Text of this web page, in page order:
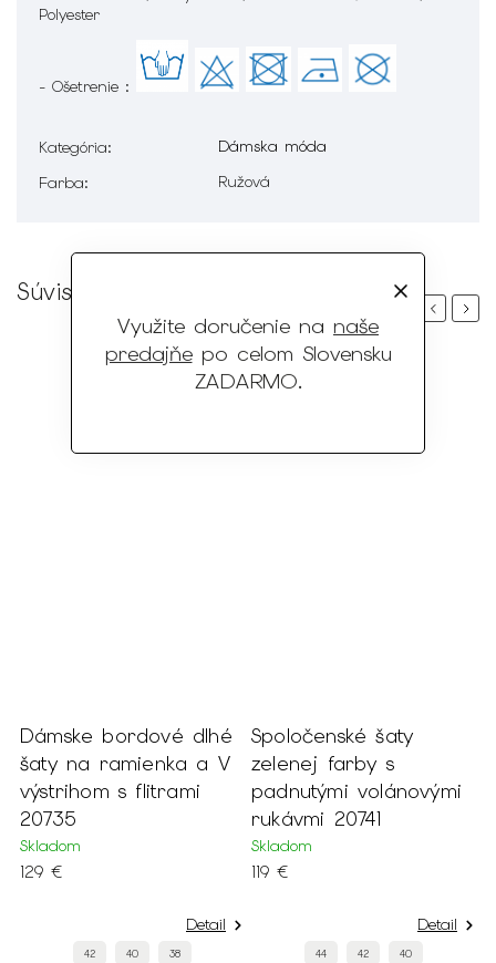
Využite doručenie na naše
predajňepo celom Slovensku
ZADARMO.
Polyester
- Ošetrenie :
Kategória:
Dámska móda
Farba: Ružová
Súvisiaci tovar
Previous
Dámske bordové dlhé
šaty na ramienka a V
výstrihom s flitrami
20735
Skladom
129 €
Detail
42 40 38
Spoločenské šaty
zelenej farby s
padnutými volánovými
rukávmi 20741
Skladom
119 €
Detail
44 42 40
Next